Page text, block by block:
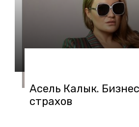
Асель Калык.
страхов